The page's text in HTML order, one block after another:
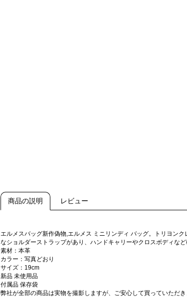
商品の説明 レビュー
エルメスバッグ新作偽物,エルメス ミニリンディ バッグ。トリヨン
なショルダーストラップがあり、ハンドキャリーやクロスボディな
素材：本革
カラー：写真どおり
サイズ：19cm
新品 未使用品
付属品 保存袋
弊社が全部の商品は実物を撮影しますが、ご安心して買っていただき